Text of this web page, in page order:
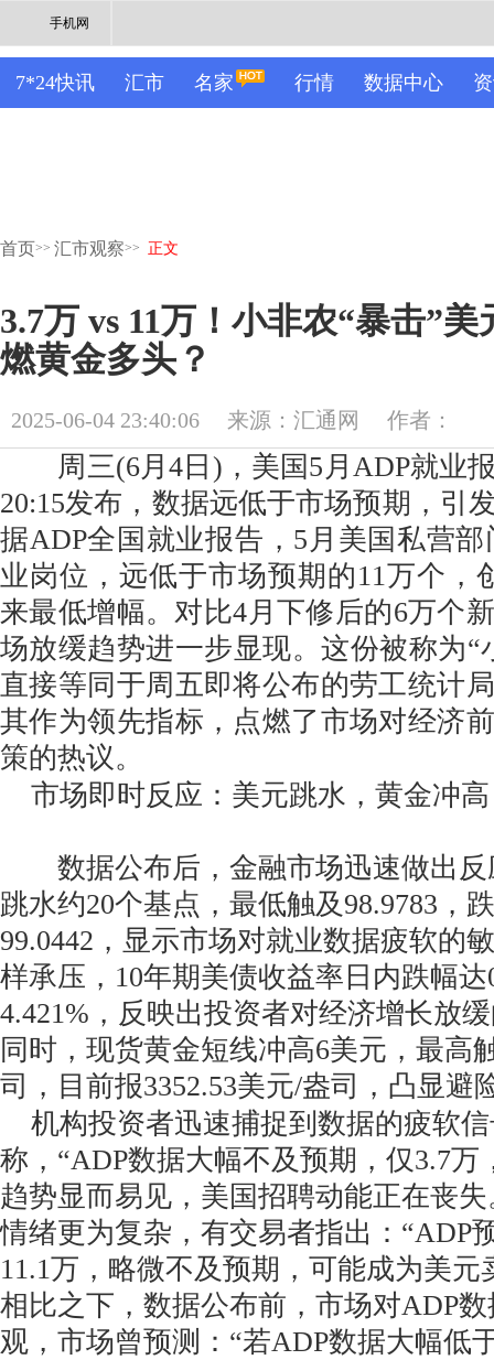
手机网
7*24快讯 汇市 名家 行情 数据中心
首页>> 汇市观察>> 正文
3.7万 vs 11万！小非农“暴击”
燃黄金多头？
2025-06-04 23:40:06 来源：汇通网 作者：
周三(6月4日)，美国5月ADP就业
20:15发布，数据远低于市场预期，引
据ADP全国就业报告，5月美国私营
业岗位，远低于市场预期的11万个，
来最低增幅。对比4月下修后的6万个
场放缓趋势进一步显现。这份被称为“
直接等同于周五即将公布的劳工统计
其作为领先指标，点燃了市场对经济
策的热议。
市场即时反应：美元跳水，黄金冲高
数据公布后，金融市场迅速做出反
跳水约20个基点，最低触及98.9783，
99.0442，显示市场对就业数据疲软的
样承压，10年期美债收益率日内跌幅达
4.421%，反映出投资者对经济增长放
同时，现货黄金短线冲高6美元，最高
司，目前报3352.53美元/盎司，凸显避
机构投资者迅速捕捉到数据的疲软
称，“ADP数据大幅不及预期，仅3.7万
趋势显而易见，美国招聘动能正在丧
情绪更为复杂，有交易者指出：“ADP
11.1万，略微不及预期，可能成为美元
相比之下，数据公布前，市场对ADP
观，市场曾预测：“若ADP数据大幅低